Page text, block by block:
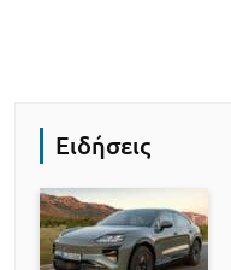
Ειδήσεις